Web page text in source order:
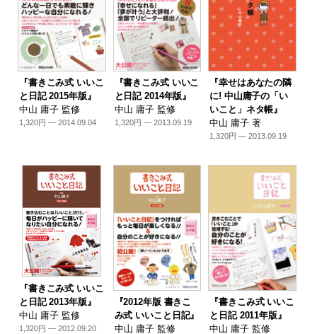
『書きこみ式 いいこ
と日記 2015年版』
中山 庸子 監修
1,320円 — 2014.09.04
『書きこみ式 いいこ
と日記 2014年版』
中山 庸子 監修
1,320円 — 2013.09.19
『幸せはあなたの隣
に! 中山庸子の「い
いこと」ネタ帳』
中山 庸子 著
1,320円 — 2013.09.19
『書きこみ式 いいこ
と日記 2013年版』
中山 庸子 監修
1,320円 — 2012.09.20
『2012年版 書きこ
み式 いいこと日記』
中山 庸子 監修
『書きこみ式 いいこ
と日記 2011年版』
中山 庸子 監修